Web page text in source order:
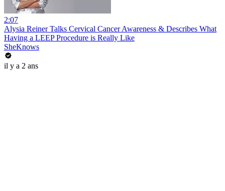
2:07
Alysia Reiner Talks Cervical Cancer Awareness & Describes What
Having a LEEP Procedure is Really Like
SheKnows
il y a 2 ans